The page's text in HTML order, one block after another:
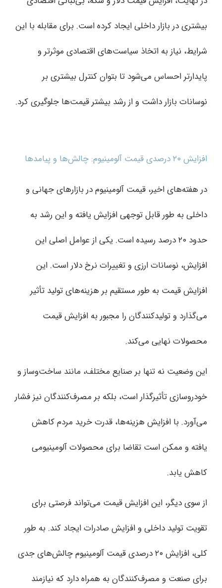
بیشتری در بازار داخلی ایجاد کرده است. برای مقابله با این
شرایط، نیاز به اتخاذ سیاست‌های اقتصادی موثرتر و
پایدارتر احساس می‌شود تا بتوان کنترل بیشتری بر
نوسانات بازار داشت و از رشد بیشتر قیمت‌ها جلوگیری کرد.
افزایش ۲۰ درصدی قیمت آلومینیوم: چالش‌ها و پیامدها
در هفته‌های اخیر، قیمت آلومینیوم در بازارهای جهانی و
داخلی به طور قابل توجهی افزایش یافته و این رشد به
حدود ۲۰ درصد رسیده است. یکی از عوامل اصلی این
افزایش، نوسانات ارزی و تغییرات نرخ دلار است. این
افزایش قیمت به طور مستقیم بر هزینه‌های تولید تأثیر
می‌گذارد و تولیدکنندگان را مجبور به افزایش قیمت
محصولات نهایی می‌کند.
این وضعیت نه تنها بر صنایع مختلف، مانند ساخت‌وساز و
خودروسازی تأثیرگذار است، بلکه بر مصرف‌کنندگان نیز فشار
می‌آورد. با افزایش هزینه‌ها، قدرت خرید مردم کاهش
یافته و ممکن است تقاضا برای محصولات آلومینیومی
کاهش یابد.
از سوی دیگر، این افزایش قیمت می‌تواند فرصتی برای
تقویت تولید داخلی و افزایش صادرات ایجاد کند. به طور
کلی، افزایش ۲۰ درصدی قیمت آلومینیوم چالش‌های جدی
برای صنعت و مصرف‌کنندگان به همراه دارد که نیازمند